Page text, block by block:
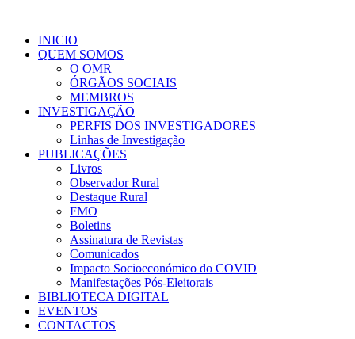
INICIO
QUEM SOMOS
O OMR
ÓRGÃOS SOCIAIS
MEMBROS
INVESTIGAÇÃO
PERFIS DOS INVESTIGADORES
Linhas de Investigação
PUBLICAÇÕES
Livros
Observador Rural
Destaque Rural
FMO
Boletins
Assinatura de Revistas
Comunicados
Impacto Socioeconómico do COVID
Manifestações Pós-Eleitorais
BIBLIOTECA DIGITAL
EVENTOS
CONTACTOS